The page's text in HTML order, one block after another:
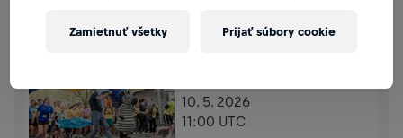
10. 5. 2026
11:00 UTC
Zamietnuť všetky Prijať súbory cookie